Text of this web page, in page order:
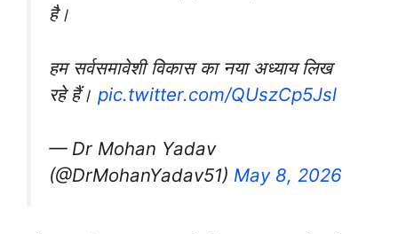
है।
हम सर्वसमावेशी विकास का नया अध्याय लिख
रहे हैं। pic.twitter.com/QUszCp5Jsl
— Dr Mohan Yadav
(@DrMohanYadav51) May 8, 2026